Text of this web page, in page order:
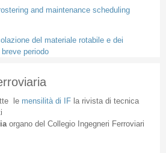
and maintenance scheduling
del materiale rotabile e dei
periodo
le mensilità di IFla rivista di tecnica
organodel Collegio Ingegneri Ferroviari